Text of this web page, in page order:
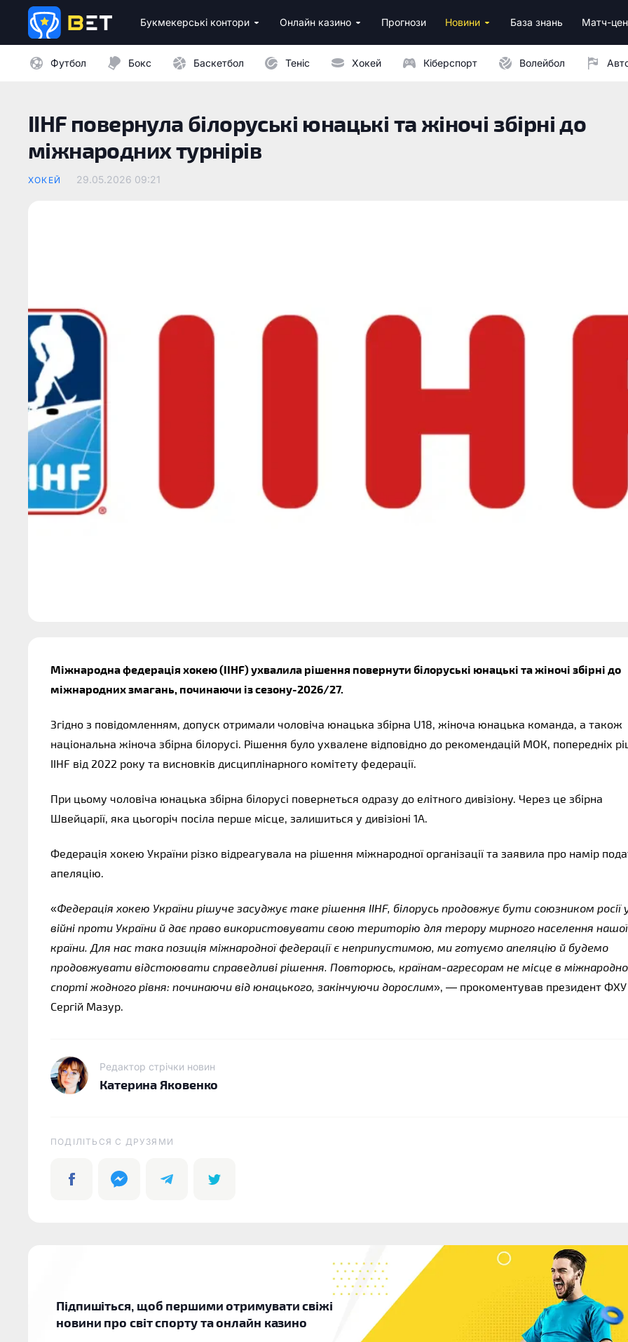
Букмекерські контори Онлайн казино Прогнози Новини База знань Матч-
Футбол Бокс Баскетбол Теніс Хокей Кіберспорт Волейбол
IIHF повернула білоруські юнацькі та жіночі збірні до
міжнародних турнірів
ХОКЕЙ 29.05.2026 09:21
Міжнародна федерація хокею (IIHF) ухвалила рішення повернути білоруські юнацькі та жіночі збірні до
міжнародних змагань, починаючи із сезону-2026/27.
Згідно з повідомленням, допуск отримали чоловіча юнацька збірна U18, жіноча юнацька команда, а також
національна жіноча збірна білорусі. Рішення було ухвалене відповідно до рекомендацій МОК, попередніх
IIHF від 2022 року та висновків дисциплінарного комітету федерації.
При цьому чоловіча юнацька збірна білорусі повернеться одразу до елітного дивізіону. Через це збірна
Швейцарії, яка цьогоріч посіла перше місце, залишиться у дивізіоні 1А.
Федерація хокею України різко відреагувала на рішення міжнародної організації та заявила про намір
апеляцію.
«Федерація хокею України рішуче засуджує таке рішення IIHF, білорусь продовжує бути союзником росії
війні проти України й дає право використовувати свою територію для терору мирного населення нашої
країни. Для нас така позиція міжнародної федерації є неприпустимою, ми готуємо апеляцію й будемо
продовжувати відстоювати справедливі рішення. Повторюсь, країнам-агресорам не місце в
спорті жодного рівня: починаючи від юнацького, закінчуючи дорослим», — прокоментував президент ФХУ
Сергій Мазур.
Редактор стрічки новин
Катерина Яковенко
ПОДІЛІТЬСЯ C ДРУЗЯМИ
Підпишіться, щоб першими отримувати свіжі
новини про світ спорту та онлайн казино